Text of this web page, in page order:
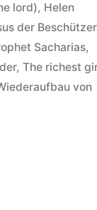
lord), Helen
der Beschützer
Sacharias,
,The richest
von